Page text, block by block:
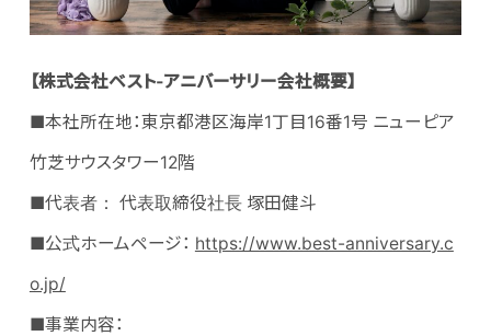
【株式会社ベスト‐アニバーサリー会社概要】
■本社所在地：東京都港区海岸1丁目16番1号 ニューピア
竹芝サウスタワー12階
■代表者： 代表取締役社長 塚田健斗
■公式ホームページ： https://www.best-anniversary.c
o.jp/
■事業内容：